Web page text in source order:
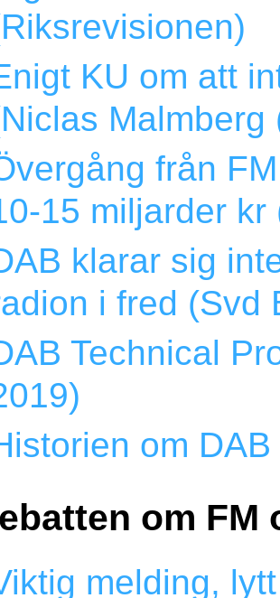
KU om att
från
15 miljarder kr
klarar sig
i fred (Svd
Technical
om
om FM
melding,